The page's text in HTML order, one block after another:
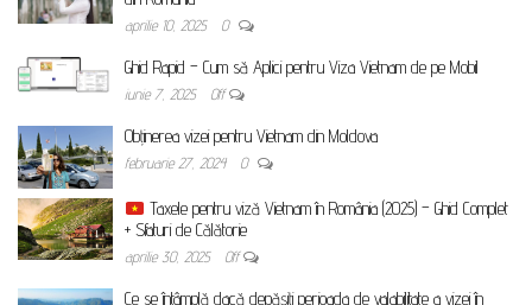
aprilie 10, 2025 0
Ghid Rapid – Cum să Aplici pentru Viza Vietnam de pe Mobil
iunie 7, 2025 Off
Obținerea vizei pentru Vietnam din Moldova
februarie 27, 2024 0
Taxele pentru viză Vietnam în România (2025) – Ghid Complet
+ Sfaturi de Călătorie
aprilie 30, 2025 Off
Ce se întâmplă dacă depășiți perioada de valabilitate a vizei în